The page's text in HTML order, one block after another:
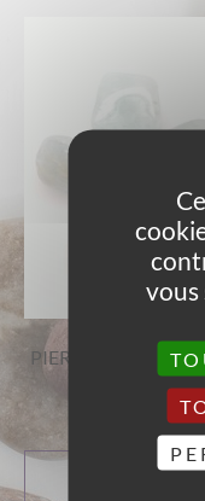
PIERRES ROULÉES
MARINE
AJOUTER AU